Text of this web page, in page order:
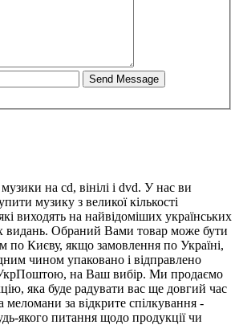
на cd, вінілі і dvd. У нас ви
музику з великої кількості
виходять на найвідоміших українських
видань. Обраний Вами товар може бути
по Києву, якщо замовлення по Україні,
чином упаковано і відправлено
на Ваш вибір. Ми продаємо
яка буде радувати вас ще довгий час
меломани за відкрите спілкування -
якого питання щодо продукції чи